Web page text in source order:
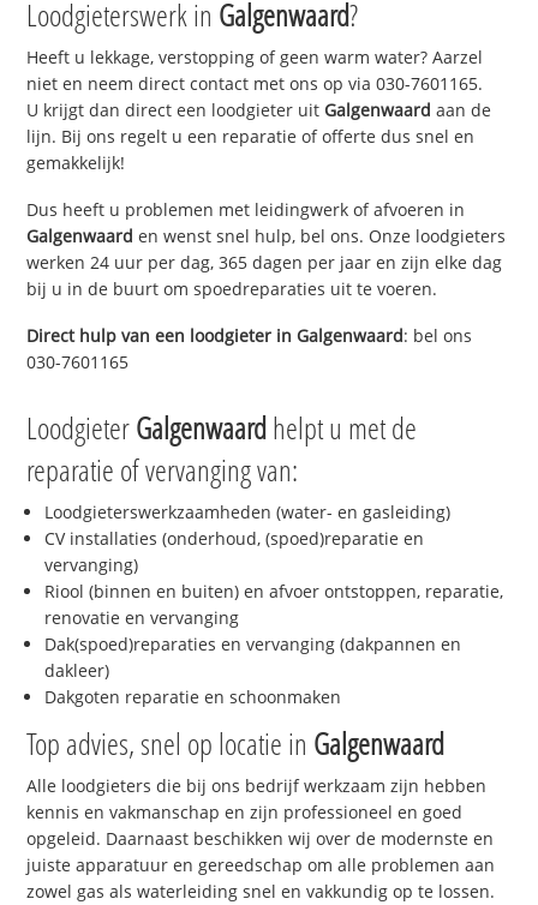
Loodgieterswerk in Galgenwaard?
Heeft u lekkage, verstopping of geen warm water? Aarzel
niet en neem direct contact met ons op via 030-7601165.
U krijgt dan direct een loodgieter uit Galgenwaard aan de
lijn. Bij ons regelt u een reparatie of offerte dus snel en
gemakkelijk!
Dus heeft u problemen met leidingwerk of afvoeren in
Galgenwaard en wenst snel hulp, bel ons. Onze loodgieters
werken 24 uur per dag, 365 dagen per jaar en zijn elke dag
bij u in de buurt om spoedreparaties uit te voeren.
Direct hulp van een loodgieter in Galgenwaard: bel ons
030-7601165
LoodgieterGalgenwaardhelpt u met de
reparatie of vervanging van:
Loodgieterswerkzaamheden (water- en gasleiding)
CV installaties (onderhoud, (spoed)reparatie en
vervanging)
Riool (binnen en buiten) en afvoer ontstoppen, reparatie,
renovatie en vervanging
Dak(spoed)reparaties en vervanging (dakpannen en
dakleer)
Dakgoten reparatie en schoonmaken
Top advies, snel op locatie in Galgenwaard
Alle loodgieters die bij ons bedrijf werkzaam zijn hebben
kennis en vakmanschap en zijn professioneel en goed
opgeleid. Daarnaast beschikken wij over de modernste en
juiste apparatuur en gereedschap om alle problemen aan
zowel gas als waterleiding snel en vakkundig op te lossen.